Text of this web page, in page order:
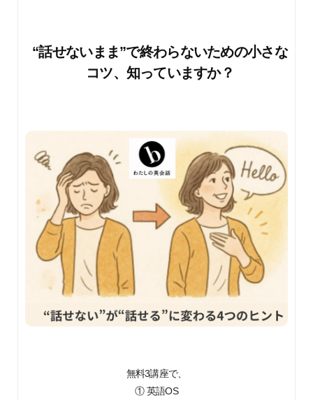
“話せないまま”で終わらないための小さな
コツ、知っていますか？
無料3講座で、
① 英語OS